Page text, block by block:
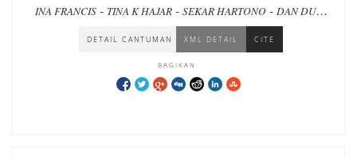
INA FRANCIS - TINA K HAJAR - SEKAR HARTONO - DAN DUA
BRYTJE GERADUS-WIWIN QOYUMA
AGUSTUTI SUPARTININGSIH
DETAIL CANTUMAN XML DETAIL CITE
BAGIKAN: